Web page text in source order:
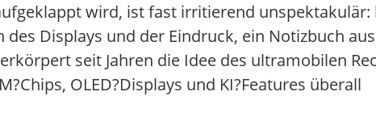
wird, ist fast irritierend unspektakulär:
Displays und der Eindruck, ein Notizbuch aus
seit Jahren die Idee des ultramobilen
OLED?Displays und KI?Features überall